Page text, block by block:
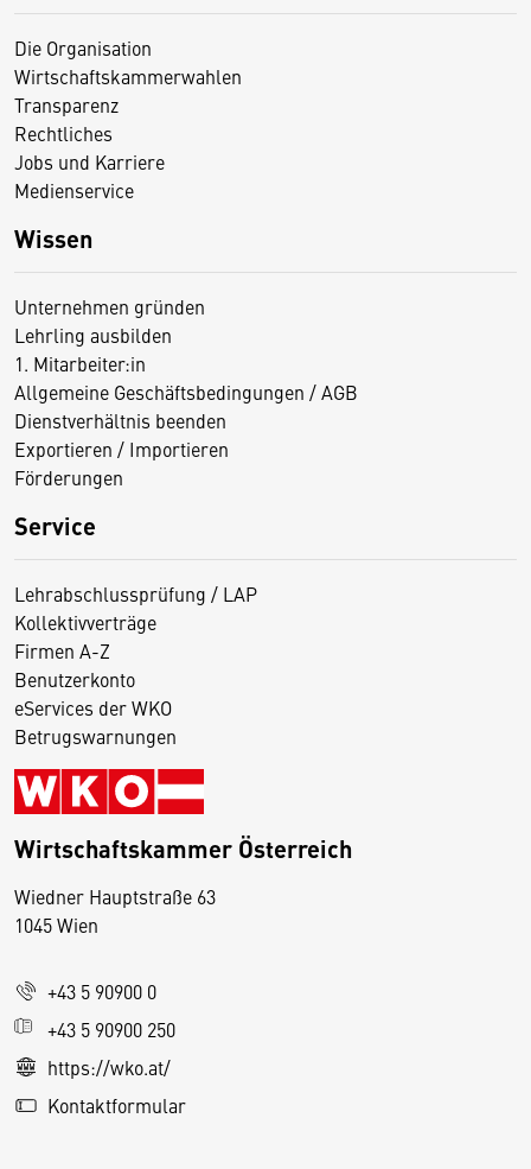
Die Organisation
Wirtschaftskammerwahlen
Transparenz
Rechtliches
Jobs und Karriere
Medienservice
Wissen
Unternehmen gründen
Lehrling ausbilden
1. Mitarbeiter:in
Allgemeine Geschäftsbedingungen / AGB
Dienstverhältnis beenden
Exportieren / Importieren
Förderungen
Service
Lehrabschlussprüfung / LAP
Kollektivverträge
Firmen A-Z
Benutzerkonto
eServices der WKO
Betrugswarnungen
Wirtschaftskammer Österreich
Wiedner Hauptstraße 63
1045 Wien
+43 5 90900 0
+43 5 90900 250
https://wko.at/
Kontaktformular
D
s
e
S
e